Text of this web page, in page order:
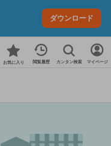
ダウンロード
お気に入り 閲覧履歴 カンタン検索 マイページ